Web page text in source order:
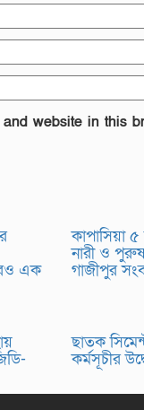
website in this
এক
কাপাসিয়া
নারী ও
গাজীপুর
ছাতক
কর্মসূচীর